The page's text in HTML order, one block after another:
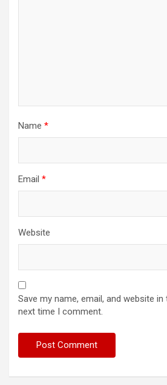
Name *
Email *
Website
Save my name, email, and website
next time I comment.